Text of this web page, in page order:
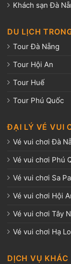
Khách sạn Đà
DU LỊCH
Tour Đà Nẵng
Tour Hội An
Tour Huế
Tour Phú Quốc
ĐẠI LÝ VÉ VUI
Vé vui chơi Đà
Vé vui chơi Phú
Vé vui chơi Sa Pa
Vé vui chơi Hội
Vé vui chơi Tây
Vé vui chơi Hạ
DỊCH VỤ KHÁC